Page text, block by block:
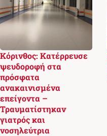
Κόρινθος: Κατέρρευσε
ψευδοροφή στα
πρόσφατα
ανακαινισμένα
επείγοντα –
Τραυματίστηκαν
γιατρός και
νοσηλεύτρια